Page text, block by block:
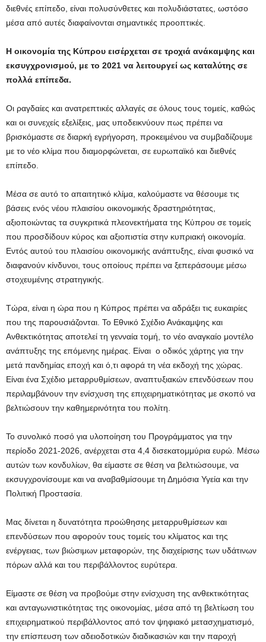
διεθνές επίπεδο, είναι πολυσύνθετες και πολυδιάστατες, ωστόσο
μέσα από αυτές διαφαίνονται σημαντικές προοπτικές.
Η οικονομία της Κύπρου εισέρχεται σε τροχιά ανάκαμψης και
εκσυγχρονισμού, με το 2021 να λειτουργεί ως καταλύτης σε
πολλά επίπεδα.
Οι ραγδαίες και ανατρεπτικές αλλαγές σε όλους τους τομείς, καθώς
και οι συνεχείς εξελίξεις, μας υποδεικνύουν πως πρέπει να
βρισκόμαστε σε διαρκή εγρήγορση, προκειμένου να συμβαδίζουμε
με το νέο κλίμα που διαμορφώνεται, σε ευρωπαϊκό και διεθνές
επίπεδο.
Μέσα σε αυτό το απαιτητικό κλίμα, καλούμαστε να θέσουμε τις
βάσεις ενός νέου πλαισίου οικονομικής δραστηριότητας,
αξιοποιώντας τα συγκριτικά πλεονεκτήματα της Κύπρου σε τομείς
που προσδίδουν κύρος και αξιοπιστία στην κυπριακή οικονομία.
Εντός αυτού του πλαισίου οικονομικής ανάπτυξης, είναι φυσικό να
διαφανούν κίνδυνοι, τους οποίους πρέπει να ξεπεράσουμε μέσω
στοχευμένης στρατηγικής.
Τώρα, είναι η ώρα που η Κύπρος πρέπει να αδράξει τις ευκαιρίες
που της παρουσιάζονται. Το Εθνικό Σχέδιο Ανάκαμψης και
Ανθεκτικότητας αποτελεί τη γενναία τομή, το νέο αναγκαίο μοντέλο
ανάπτυξης της επόμενης ημέρας. Είναι ο οδικός χάρτης για την
μετά πανδημίας εποχή και ό,τι αφορά τη νέα εκδοχή της χώρας.
Είναι ένα Σχέδιο μεταρρυθμίσεων, αναπτυξιακών επενδύσεων που
περιλαμβάνουν την ενίσχυση της επιχειρηματικότητας με σκοπό να
βελτιώσουν την καθημερινότητα του πολίτη.
Το συνολικό ποσό για υλοποίηση του Προγράμματος για την
περίοδο 2021-2026, ανέρχεται στα 4,4 δισεκατομμύρια ευρώ. Μέσω
αυτών των κονδυλίων, θα είμαστε σε θέση να βελτιώσουμε, να
εκσυγχρονίσουμε και να αναβαθμίσουμε τη Δημόσια Υγεία και την
Πολιτική Προστασία.
Μας δίνεται η δυνατότητα προώθησης μεταρρυθμίσεων και
επενδύσεων που αφορούν τους τομείς του κλίματος και της
ενέργειας, των βιώσιμων μεταφορών, της διαχείρισης των υδάτινων
πόρων αλλά και του περιβάλλοντος ευρύτερα.
Είμαστε σε θέση να προβούμε στην ενίσχυση της ανθεκτικότητας
και ανταγωνιστικότητας της οικονομίας, μέσα από τη βελτίωση του
επιχειρηματικού περιβάλλοντος από τον ψηφιακό μετασχηματισμό,
την επίσπευση των αδειοδοτικών διαδικασιών και την παροχή